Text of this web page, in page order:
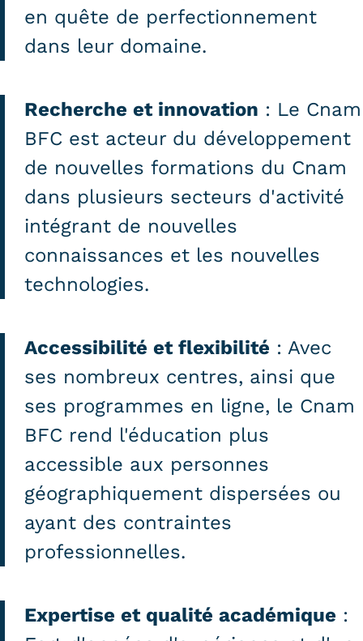
Infos entreprises
Former ses salariés
Taxe d'apprentissage
Infos enseignants
Infos partenaires
Liste des partenaires
Communication
Prospect
Fiche contact salons, forums,
JPO
en quête de perfectionnement
dans leur domaine.
Recherche et innovation : Le Cnam
BFC est acteur du développement
de nouvelles formations du Cnam
dans plusieurs secteurs d'activité
intégrant de nouvelles
connaissances et les nouvelles
technologies.
Accessibilité et flexibilité : Avec
ses nombreux centres, ainsi que
ses programmes en ligne, le Cnam
BFC rend l'éducation plus
accessible aux personnes
géographiquement dispersées ou
ayant des contraintes
professionnelles.
Expertise et qualité académique :